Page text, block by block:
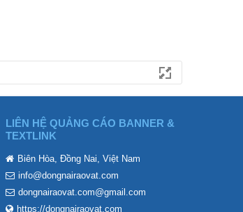
LIÊN HỆ QUẢNG CÁO BANNER &
TEXTLINK
Biên Hòa, Đồng Nai, Việt Nam
info@dongnairaovat.com
dongnairaovat.com@gmail.com
https://dongnairaovat.com